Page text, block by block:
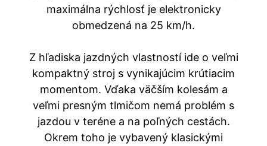
maximálna rýchlosť je elektronicky
obmedzená na 25 km/h.
Z hľadiska jazdných vlastností ide o veľmi
kompaktný stroj s vynikajúcim krútiacim
momentom. Vďaka väčším kolesám a
veľmi presným tlmičom nemá problém s
jazdou v teréne a na poľných cestách.
Okrem toho je vybavený klasickými